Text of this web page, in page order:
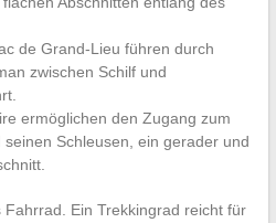
de Grand-Lieu führen durch
zwischen Schilf und
ermöglichen den Zugang zum
Schleusen, ein gerader und
Ein Trekkingrad reicht für